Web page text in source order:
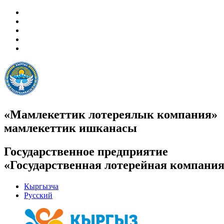
«Мамлекеттик лотереялык компания»
мамлекеттик ишканасы
Государственное предприятие
«Государственная лотерейная
Кыргызча
Русский